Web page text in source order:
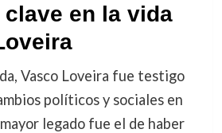
clave en la vida
Vasco Loveira fue testigo
políticos y sociales en
legado fue el de haber